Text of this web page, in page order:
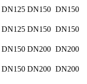
DN125 DN150 DN150
DN125 DN150 DN150
DN150 DN200 DN200
DN150 DN200 DN200